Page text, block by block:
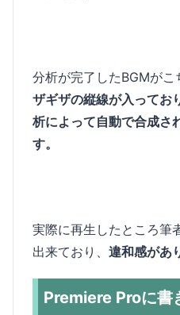
分析が完了したBGMがこ
ザギザの縦線が入って
析によって自動で合成さ
す。
実際に再生したところ筆
出来ており、 違和感があ
Premiere Proに書